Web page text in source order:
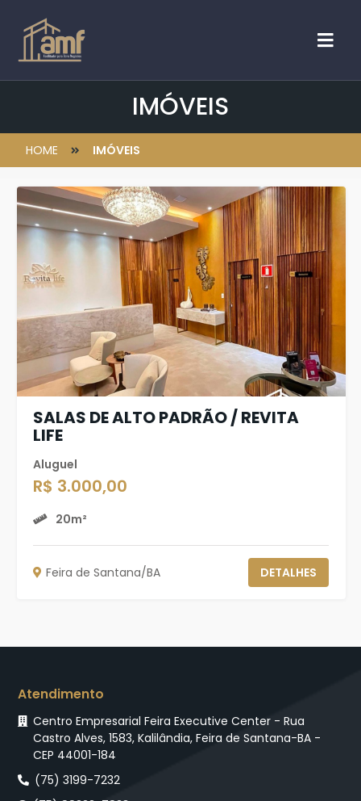
IMÓVEIS
HOME IMÓVEIS
SALAS DE ALTO PADRÃO / REVITA
LIFE
Aluguel
R$ 3.000,00
20m²
Feira de Santana/BA DETALHES
Atendimento
Centro Empresarial Feira Executive Center - Rua
Castro Alves, 1583, Kalilândia, Feira de Santana-BA -
CEP 44001-184
(75) 3199-7232